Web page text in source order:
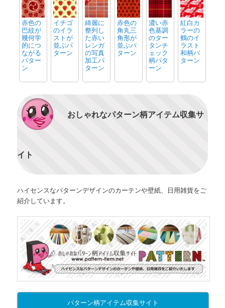
赤色の
巴紋が
幾何学
的につ
ながる
パター
ン
イチゴ
のイラ
ストが
並ぶパ
ターン
綺麗に
整列し
た赤い
レンガ
の写真
加工パ
ターン
赤色の
角丸三
角形が
並ぶパ
ターン
濃い赤
色基調
のター
タンチ
ェック
柄パタ
ーン
紅白カ
ラーの
鶴のイ
ラスト
和柄パ
ターン
おしゃれなパターン柄アイテム収集サ
イト
ハイセンスなパターンデザインのカーテンや壁紙、日用雑貨をご
紹介しています。
パターン柄アイテム収集サイト